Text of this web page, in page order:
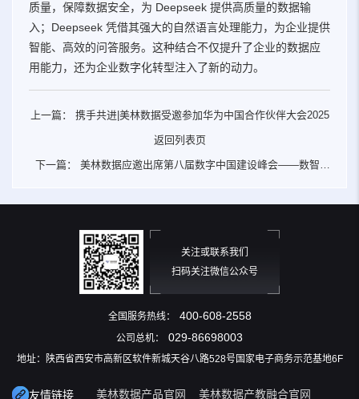
质量，保障数据安全，为 Deepseek 提供高质量的数据输
入；Deepseek 凭借其强大的自然语言处理能力，为企业提供
智能、高效的问答服务。这种结合不仅提升了企业的数据应
用能力，还为企业数字化转型注入了新的动力。
上一篇： 携手共进|美林数据受邀参加华为中国合作伙伴大会2025
返回列表页
下一篇： 美林数据应邀出席第八届数字中国建设峰会——数智融
关注或联系我们
扫码关注微信公众号
全国服务热线： 400-608-2558
公司总机： 029-86698003
地址：陕西省西安市高新区软件新城天谷八路528号国家电子商务示范基地6F
友情链接 美林数据产品官网 美林数据产教融合官网